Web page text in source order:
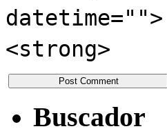
<strong>
Buscador